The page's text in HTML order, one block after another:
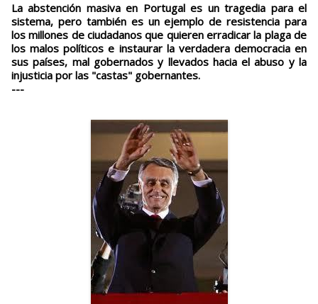
La abstención masiva en Portugal es un tragedia para el
sistema, pero también es un ejemplo de resistencia para
los millones de ciudadanos que quieren erradicar la plaga de
los malos políticos e instaurar la verdadera democracia en
sus países, mal gobernados y llevados hacia el abuso y la
injusticia por las "castas" gobernantes.
---